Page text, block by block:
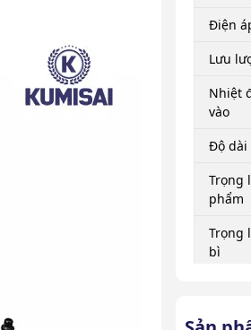
Điện
Lưu
Nhiệt
vào
Độ dài
Trọng
phẩm
Trọng
bì